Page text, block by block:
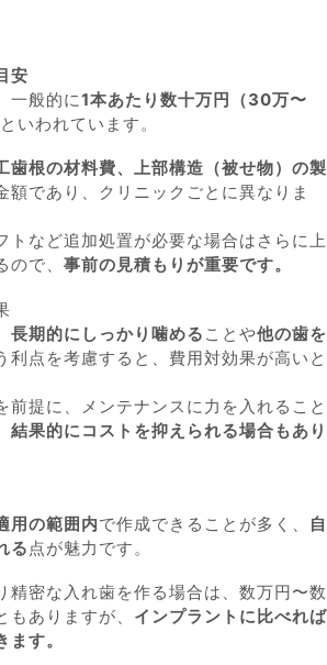
安
一般的に1本あたり数十万円（30万〜
いわれています。
歯根の材料費、上部構造（被せ物）の製
額であり、クリニックごとに異なりま
トなど追加処置が必要な場合はさらに上
で、 事前の見積もりが重要です。
長期的にしっかり噛める ことや他の歯を
利点を考慮すると、費用対効果が高いと
前提に、メンテナンスに力を入れること
結果的にコストを抑えられる場合もあり
用の範囲内で作成できることが多く、
自
る 点が魅力です。
精密な入れ歯を作る場合は、数万円〜数
ありますが、 インプラントに比べれば
す。